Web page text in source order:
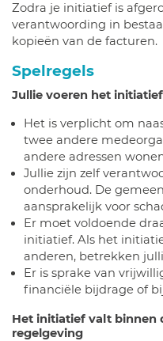
Zodra je initiatief is
verantwoording in
kopieën van de facturen.
Spelregels
Jullie voeren het
Het is verplicht om
twee andere
andere adressen
Jullie zijn zelf
onderhoud. De
aansprakelijk voor
Er moet voldoende
initiatief. Als het
anderen, betrekken
Er is sprake van
financiële bijdrage of
Het initiatief valt binnen
regelgeving